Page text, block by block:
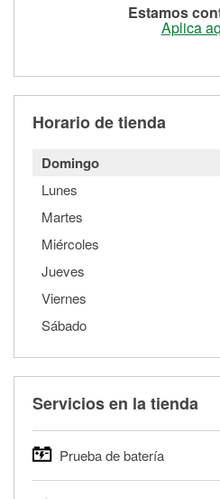
Estamos
Aplica
Horario de tienda
Domingo
Lunes
Martes
Miércoles
Jueves
Viernes
Sábado
Servicios en la tienda
Prueba de batería